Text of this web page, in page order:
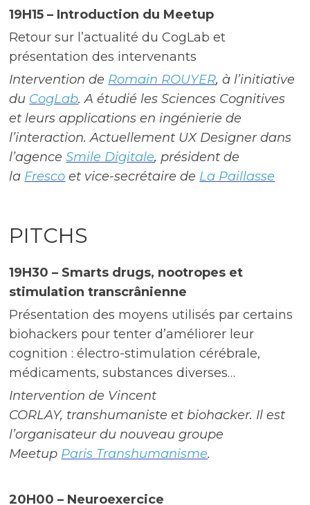
19H15 – Introduction du Meetup
Retour sur l’actualité du CogLab et
présentation des intervenants
Intervention de Romain ROUYER, à l’initiative
du CogLab. A étudié les Sciences Cognitives
et leurs applications en ingénierie de
l’interaction. Actuellement UX Designer dans
l’agenceSmile Digitale, président de
la Fresco et vice-secrétaire de La Paillasse
PITCHS
19H30 – Smarts drugs, nootropes et
stimulation transcrânienne
Présentation des moyens utilisés par certains
biohackers pour tenter d’améliorer leur
cognition : électro-stimulation cérébrale,
médicaments, substances diverses…
Intervention de Vincent
CORLAY, transhumaniste et biohacker. Il est
l’organisateur du nouveau groupe
Meetup Paris Transhumanisme.
20H00 – Neuroexercice